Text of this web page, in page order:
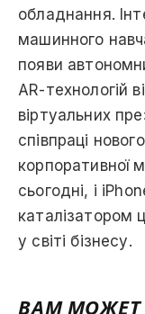
обладнання.
машинного
появи
AR-технологій
віртуальних
співпраці
корпоративної
сьогодні, і
каталізатором
у світі бізнесу.
ВАМ МОЖЕТ